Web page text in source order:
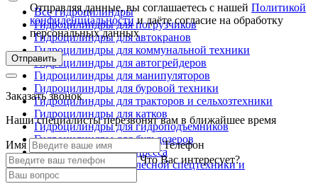
Все гидроцилиндры
Гидроцилиндры для погрузчиков
Гидроцилиндры для автокранов
Гидроцилиндры для коммунальной техники
Гидроцилиндры для автогрейдеров
Гидроцилиндры для манипуляторов
Гидроцилиндры для буровой техники
Гидроцилиндры для тракторов и сельхозтехники
Гидроцилиндры для катков
Гидроцилиндры для гидроподъемников
Гидроцилиндры для бульдозеров
Гидроцилиндры для пресса
Гидроцилиндры для лесной спецтехники и
металловозов
Отправляя данные, вы соглашаетесь с нашейПолитикой
конфиденциальностии даёте согласие на обработку
персональных данных
Отправить
Заказать звонок
Наши специалисты перезвонят вам в ближайшее время
Имя
Телефон
Что Вас интересует?